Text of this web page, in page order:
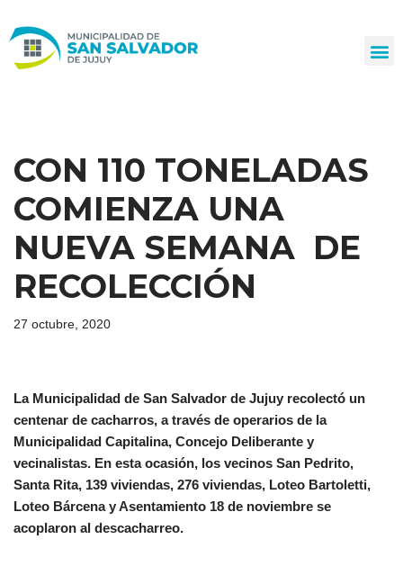
al
CON 110 TONELADAS
COMIENZA UNA
NUEVA SEMANA DE
RECOLECCIÓN
27 octubre, 2020
La Municipalidad de San Salvador de Jujuy recolectó un
centenar de cacharros, a través de operarios de la
Municipalidad Capitalina, Concejo Deliberante y
vecinalistas. En esta ocasión, los vecinos San Pedrito,
Santa Rita, 139 viviendas, 276 viviendas, Loteo Bartoletti,
Loteo Bárcena y Asentamiento 18 de noviembre se
acoplaron al descacharreo.